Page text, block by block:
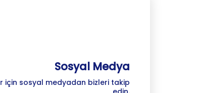
Sosyal Medya
için sosyal medyadan bizleri takip